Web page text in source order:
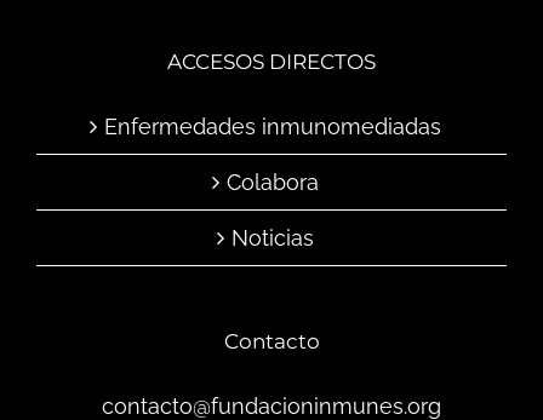
ACCESOS DIRECTOS
Enfermedades inmunomediadas
Colabora
Noticias
Contacto
contacto@fundacioninmunes.org